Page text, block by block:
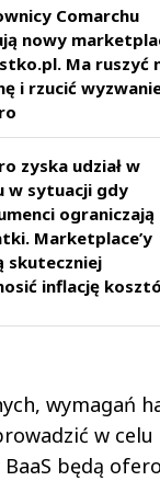
Comarchu
nowy
Ma ruszyć
i rzucić
zyska udział w
w sytuacji gdy
ograniczają
Marketplace’y
skuteczniej
inflację
wymagań
w
będą